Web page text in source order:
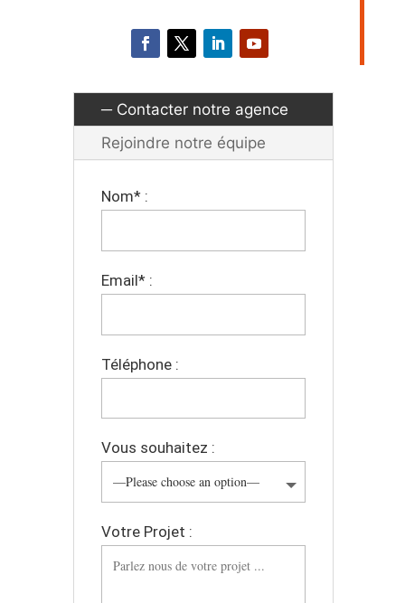
Contacter notre agence
Rejoindre notre équipe
Nom* :
Email* :
Téléphone :
Vous souhaitez :
Votre Projet :